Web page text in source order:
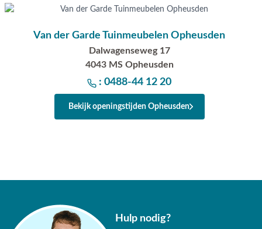
✔ Gratis verzending vanaf €50,-
Van der Garde Tuinmeubelen Opheusden
Dalwagenseweg 17
4043 MS Opheusden
: 0488-44 12 20
Bekijk openingstijden Opheusden
Hulp nodig?